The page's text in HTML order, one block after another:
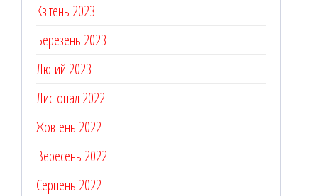
Квітень 2023
Березень 2023
Лютий 2023
Листопад 2022
Жовтень 2022
Вересень 2022
Серпень 2022